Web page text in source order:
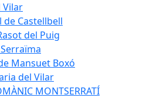
Vilar
de Castellbell
del Puig
Mansuet Boxó
del Vilar
MONTSERRATÍ